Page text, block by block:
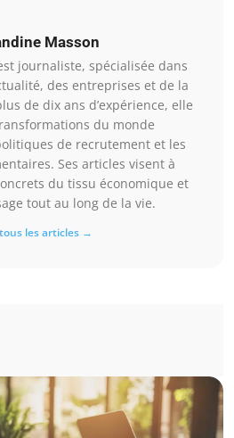
Masson
journaliste, spécialisée dans
des entreprises et de la
de dix ans d’expérience, elle
du monde
de recrutement et les
Ses articles visent à
du tissu économique et
tout au long de la vie.
les articles →